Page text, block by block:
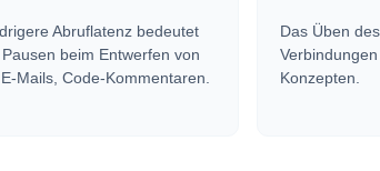
Abruflatenz bedeutet
beim Entwerfen von
Mails, Code-Kommentaren.
Das Üben
Konzepten.